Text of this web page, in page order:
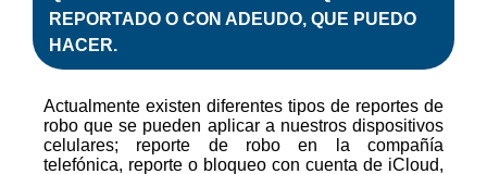
REPORTADO O CON ADEUDO, QUE PUEDO
HACER.
Actualmente existen diferentes tipos de reportes de
robo que se pueden aplicar a nuestros dispositivos
celulares; reporte de robo en la compañía
telefónica, reporte o bloqueo con cuenta de iCloud,